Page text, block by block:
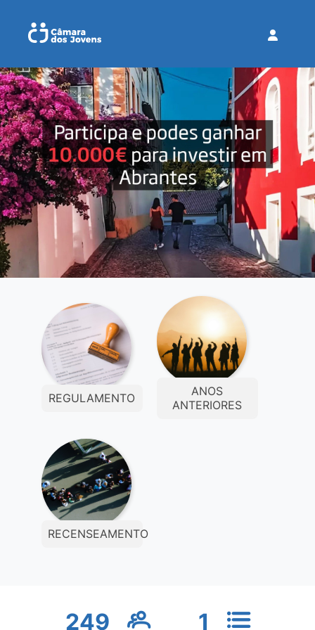
REGULAMENTO
ANOS
ANTERIORES
RECENSEAMENTO
249 1